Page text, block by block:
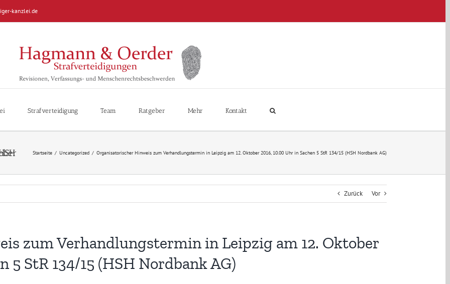
kanzlei.de
Strafverteidigung Team Ratgeber Mehr Kontakt
Startseite / Uncategorized / Organisatorischer Hinweis zum Verhandlungstermin in Leipzig am 12. Oktober 2016, 10.00 Uhr in Sachen 5 StR 134/15 (HSH Nordbank AG)
Zurück Vor
zum Verhandlungstermin in Leipzig am 12. Oktober
5 StR 134/15 (HSH Nordbank AG)